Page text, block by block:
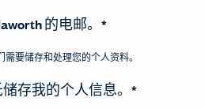
的电邮。 *
要储存和处理您的个人资料。
存我的个人信息。 *